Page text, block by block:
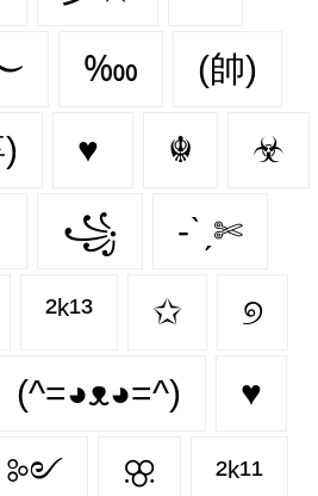
‱ (帥)
♥ ☬ ☣
꧁ -ˋˏ✄
²ᵏ¹³ ✩ ୭
(^=◕ᴥ◕=^) ♥︎
༻ ꕣ ²ᵏ¹¹